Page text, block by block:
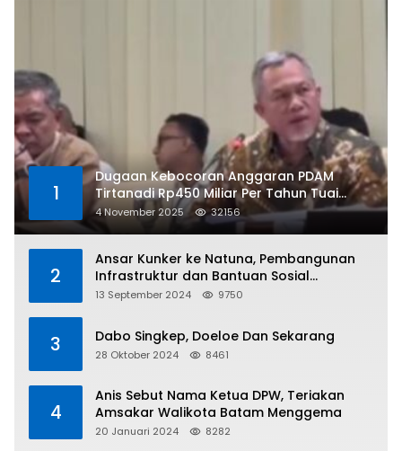
1
Dugaan Kebocoran Anggaran PDAM
Tirtanadi Rp450 Miliar Per Tahun Tuai
Kritikan
4 November 2025 32156
2
Ansar Kunker ke Natuna, Pembangunan
Infrastruktur dan Bantuan Sosial
Direalisasikan Hingga Pulau Tiga
13 September 2024 9750
3 Dabo Singkep, Doeloe Dan Sekarang
28 Oktober 2024 8461
4
Anis Sebut Nama Ketua DPW, Teriakan
Amsakar Walikota Batam Menggema
20 Januari 2024 8282